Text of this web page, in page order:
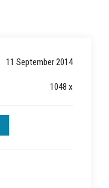
11 September 2014
1048 x